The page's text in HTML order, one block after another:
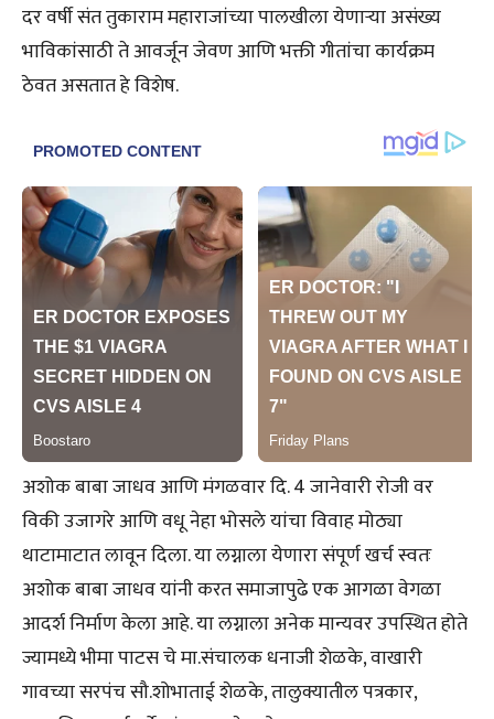
दर वर्षी संत तुकाराम महाराजांच्या पालखीला येणाऱ्या असंख्य
भाविकांसाठी ते आवर्जून जेवण आणि भक्ती गीतांचा कार्यक्रम
ठेवत असतात हे विशेष.
अशोक बाबा जाधव आणि मंगळवार दि. 4 जानेवारी रोजी वर
विकी उजागरे आणि वधू नेहा भोसले यांचा विवाह मोठ्या
थाटामाटात लावून दिला. या लग्नाला येणारा संपूर्ण खर्च स्वतः
अशोक बाबा जाधव यांनी करत समाजापुढे एक आगळा वेगळा
आदर्श निर्माण केला आहे. या लग्नाला अनेक मान्यवर उपस्थित होते
ज्यामध्ये भीमा पाटस चे मा.संचालक धनाजी शेळके, वाखारी
गावच्या सरपंच सौ.शोभाताई शेळके, तालुक्यातील पत्रकार,